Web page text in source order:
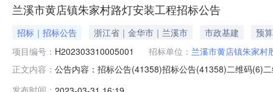
兰溪市黄店镇朱家村路灯安装工程招标公告
招标｜招标公告 浙江省｜金华市｜兰溪市 市政基建
预
项目编号： H202303310005001 招标单位： 兰溪市黄店镇朱家村
正文内容： 公告内容：招标公告(41358)招标公告(41358)二维码(6)